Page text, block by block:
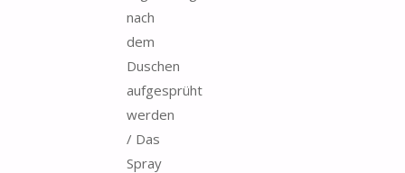
nach
dem
Duschen
aufgesprüht
werden
/ Das
Spray